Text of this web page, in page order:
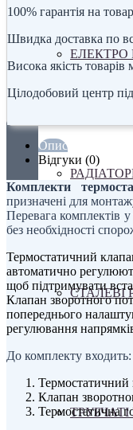
ЕЛЕКТРО
СТАЛЕВІ
100% гарантія на
Швидка доставка по
Висока якість товарів
Цілодобовий центр
Опис
Відгуки (0)
Комплекти
призначені для
Перевага комплектів
без необхідності
Термостатичний
автоматично
щоб підтримувати
Клапан зворотного
попереднього
регулювання
До комплекту входить:
Клапан
Термостатична